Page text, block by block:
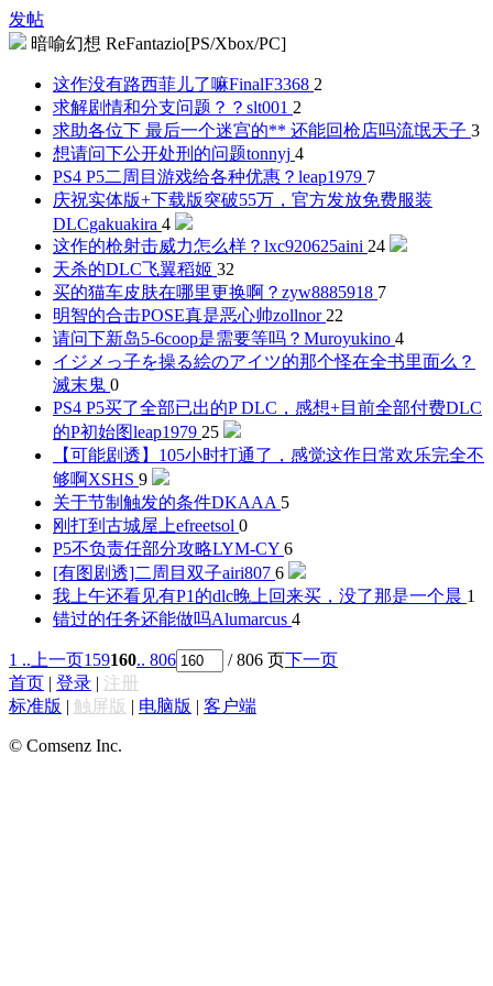
发帖
暗喻幻想 ReFantazio[PS/Xbox/PC]
这作没有路西菲儿了嘛FinalF3368 2
求解剧情和分支问题？？ slt001 2
求助各位下 最后一个迷宫的** 还能回枪店吗流氓天子 3
想请问下公开处刑的问题tonnyj 4
PS4 P5二周目游戏给各种优惠？ leap1979 7
庆祝实体版+下载版突破55万，官方发放免费服装
DLCgakuakira 4
这作的枪射击威力怎么样？ lxc920625aini 24
天杀的DLC飞翼稻姬 32
买的猫车皮肤在哪里更换啊？ zyw8885918 7
明智的合击POSE真是恶心帅zollnor 22
请问下新岛5-6coop是需要等吗？ Muroyukino 4
イジメっ子を操る絵のアイツ的那个怪在全书里面么？
滅末鬼 0
PS4 P5买了全部已出的P DLC，感想+目前全部付费DLC
的P初始图leap1979 25
【可能剧透】105小时打通了，感觉这作日常欢乐完全不
够啊XSHS 9
关于节制触发的条件DKAAA 5
刚打到古城屋上efreetsol 0
P5不负责任部分攻略LYM-CY 6
[有图剧透]二周目双子airi807 6
我上午还看见有P1的dlc晚上回来买，没了那是一个晨 1
错过的任务还能做吗Alumarcus 4
1 .. 上一页159160.. 806 / 806 页下一页
首页 | 登录 | 注册
标准版 | 触屏版 | 电脑版 | 客户端
© Comsenz Inc.